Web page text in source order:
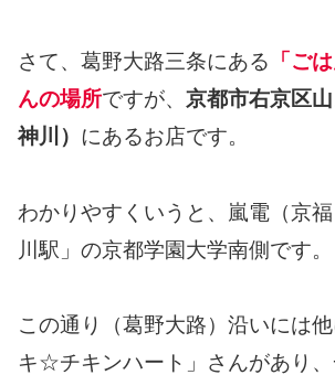
さて、葛野大路三条にある 「ご
んの場所ですが、 京都市右京区
神川） にあるお店です。
わかりやすくいうと、嵐電（京
川駅」の京都学園大学南側です。
この通り（葛野大路）沿いには
キ☆チキンハート」さんがあり